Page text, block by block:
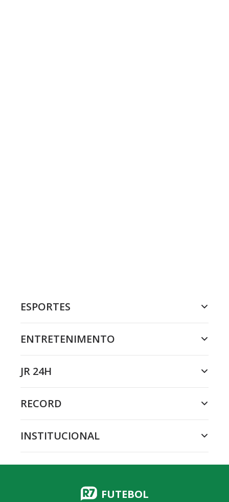
ESPORTES
ENTRETENIMENTO
JR 24H
RECORD
INSTITUCIONAL
FUTEBOL